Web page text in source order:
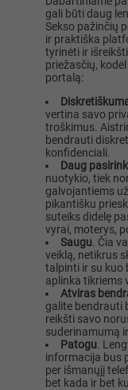
gali būti daug
Sekso pažinčių
ir praktiška
tyrinėti ir
priežasčių,
portalą:
vertina savo
troškimus.
bendrauti
konfidenciali.
Daug
nuotykio, tiek
galvojantiems
pikantišku
suteiks didelę
vyrai, moterys,
Saugu. Čia
veiklą, netikrus
talpinti ir su kuo
aplinka tikriems
Atviras
galite bendrauti
reikšti savo
suderinamumą
Patogu.
informacija bus
per išmanųjį
bet kada ir bet